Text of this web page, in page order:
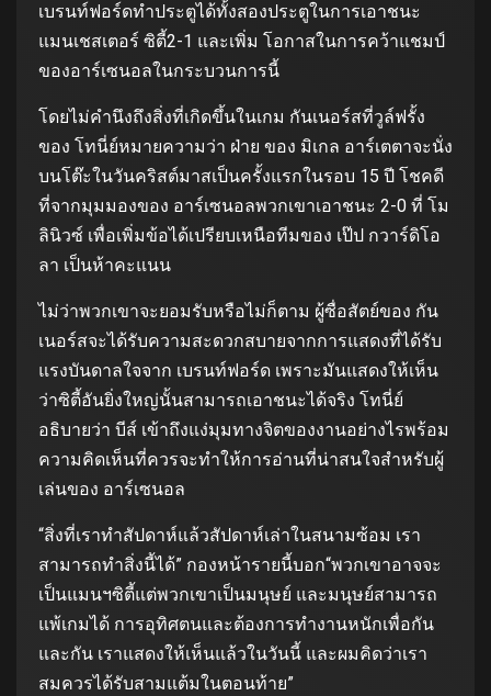
เบรนท์ฟอร์ดทำประตูได้ทั้งสองประตูในการเอาชนะ
แมนเชสเตอร์ ซิตี้2-1 และเพิ่ม โอกาสในการคว้าแชมป์
ของอาร์เซนอลในกระบวนการนี้
โดยไม่คำนึงถึงสิ่งที่เกิดขึ้นในเกม กันเนอร์สที่วูล์ฟรั้ง
ของ โทนี่ย์หมายความว่า ฝ่าย ของ มิเกล อาร์เตตาจะนั่ง
บนโต๊ะในวันคริสต์มาสเป็นครั้งแรกในรอบ 15 ปี โชคดี
ที่จากมุมมองของ อาร์เซนอลพวกเขาเอาชนะ 2-0 ที่ โม
ลินิวซ์ เพื่อเพิ่มข้อได้เปรียบเหนือทีมของ เป๊ป กวาร์ดิโอ
ลา เป็นห้าคะแนน
ไม่ว่าพวกเขาจะยอมรับหรือไม่ก็ตาม ผู้ซื่อสัตย์ของ กัน
เนอร์สจะได้รับความสะดวกสบายจากการแสดงที่ได้รับ
แรงบันดาลใจจาก เบรนท์ฟอร์ด เพราะมันแสดงให้เห็น
ว่าซิตี้อันยิ่งใหญ่นั้นสามารถเอาชนะได้จริง โทนี่ย์
อธิบายว่า บีส์ เข้าถึงแง่มุมทางจิตของงานอย่างไรพร้อม
ความคิดเห็นที่ควรจะทำให้การอ่านที่น่าสนใจสำหรับผู้
เล่นของ อาร์เซนอล
“สิ่งที่เราทำสัปดาห์แล้วสัปดาห์เล่าในสนามซ้อม เรา
สามารถทำสิ่งนี้ได้” กองหน้ารายนี้บอก“พวกเขาอาจจะ
เป็นแมนฯซิตี้แต่พวกเขาเป็นมนุษย์ และมนุษย์สามารถ
แพ้เกมได้ การอุทิศตนและต้องการทำงานหนักเพื่อกัน
และกัน เราแสดงให้เห็นแล้วในวันนี้ และผมคิดว่าเรา
สมควรได้รับสามแต้มในตอนท้าย”